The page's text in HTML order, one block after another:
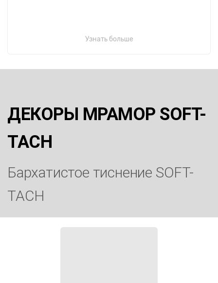
Узнать больше
ДЕКОРЫ МРАМОР SOFT-
TACH
Бархатистое тиснение SOFT-
TACH